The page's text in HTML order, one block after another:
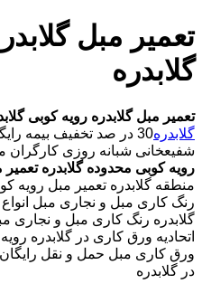
تعمیر مبل
گلابدره
تعمیر مبل گلابدره رویه کوبی
گلابدره
شفیعخانی شبانه روزی کارگران
رویه کوبی محدوده گلابدره تعمیر
منطقه گلابدره تعمیر مبل رویه
رنگ کاری مبل و نجاری مبل انواع
گلابدره رنگ کاری مبل و نجاری
اتحادیه ورق کاری در گلابدره
ورق کاری مبل حمل و نقل رایگان
در گلابدره